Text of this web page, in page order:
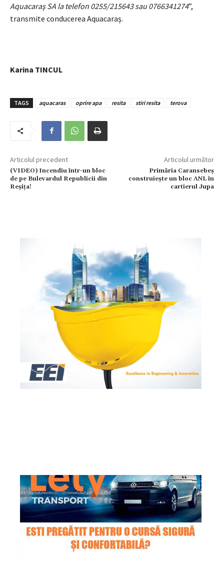
Aquacaraş SA la telefon 0255/215643 sau 0766341274”,
transmite conducerea Aquacaraș.
Karina TINCUL
TAGS aquacaras oprire apa resita stiri resita terova
Articolul precedent
(VIDEO) Incendiu într-un bloc
de pe Bulevardul Republicii din
Reșița!
Articolul următor
Primăria Caransebeș
construiește un bloc ANL în
cartierul Jupa